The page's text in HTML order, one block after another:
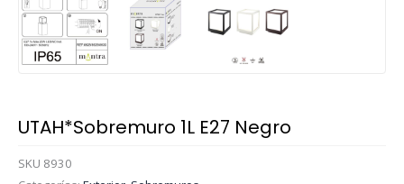
UTAH*Sobremuro 1L E27 Negro
SKU 8930